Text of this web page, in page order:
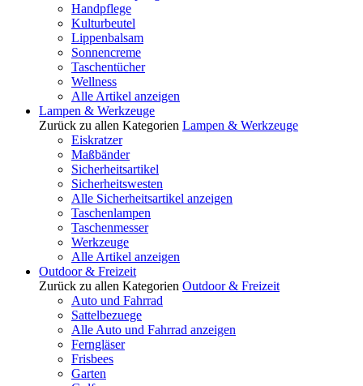
Handpflege
Kulturbeutel
Lippenbalsam
Sonnencreme
Taschentücher
Wellness
Alle Artikel anzeigen
Lampen & Werkzeuge
Zurück zu allen Kategorien Lampen & Werkzeuge
Eiskratzer
Maßbänder
Sicherheitsartikel
Sicherheitswesten
Alle Sicherheitsartikel anzeigen
Taschenlampen
Taschenmesser
Werkzeuge
Alle Artikel anzeigen
Outdoor & Freizeit
Zurück zu allen Kategorien Outdoor & Freizeit
Auto und Fahrrad
Sattelbezuege
Alle Auto und Fahrrad anzeigen
Ferngläser
Frisbees
Garten